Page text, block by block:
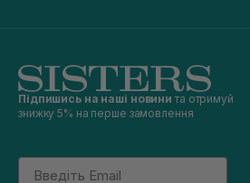
Підпишись на наші новини та отримуй
знижку 5% на перше замовлення
Email